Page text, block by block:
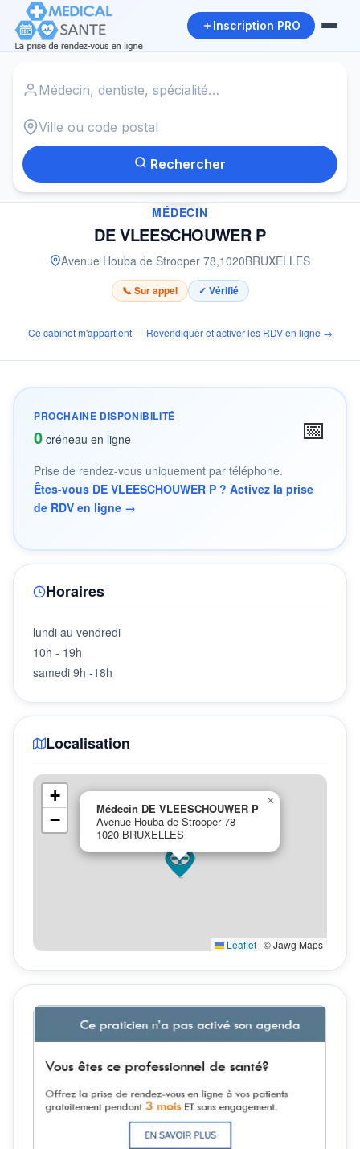
Inscription PRO
Rechercher
✓
MÉDECIN
DE VLEESCHOUWER P
Avenue Houba de Strooper 78,1020BRUXELLES
📞 Sur appel ✓ Vérifié
Ce cabinet m'appartient — Revendiquer et activer les RDV en ligne →
PROCHAINE DISPONIBILITÉ
0 créneau en ligne 📅
Prise de rendez-vous uniquement par téléphone.
Êtes-vous DE VLEESCHOUWER P ? Activez la prise
de RDV en ligne →
Horaires
lundi au vendredi
10h - 19h
samedi 9h -18h
Localisation
Médecin DE VLEESCHOUWER P
Avenue Houba de Strooper 78
1020 BRUXELLES
×
+
−
Leaflet | © Jawg Maps